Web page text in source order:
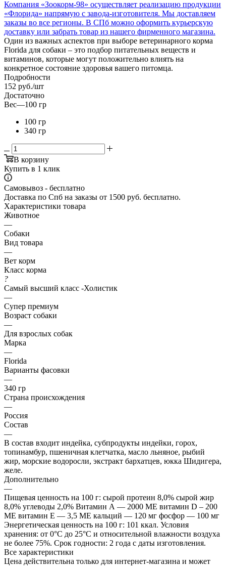
Один из важных аспектов при выборе ветеринарного корма
Florida для собаки – это подбор питательных веществ и
витаминов, которые могут положительно влиять на
конкретное состояние здоровья вашего питомца.
Подробности
152 руб./шт
Достаточно
Вес—100 гр
100 гр
340 гр
В корзину
Купить в 1 клик
Самовывоз - бесплатно
Доставка по Спб на заказы от 1500 руб. бесплатно.
Характеристики товара
Животное
—
Собаки
Вид товара
—
Вет корм
Класс корма
?
Самый высший класс -Холистик
—
Супер премиум
Возраст собаки
—
Для взрослых собак
Марка
—
Florida
Варианты фасовки
—
340 гр
Страна происхождения
—
Россия
Состав
—
В состав входит индейка, субпродукты индейки, горох,
топинамбур, пшеничная клетчатка, масло льняное, рыбий
жир, морские водоросли, экстракт бархатцев, юкка Шидигера,
желе.
Дополнительно
—
Пищевая ценность на 100 г: сырой протеин 8,0% сырой жир
8,0% углеводы 2,0% Витамин А — 2000 МЕ витамин D – 200
МЕ витамин Е — 3,5 МЕ кальций — 120 мг фосфор — 100 мг
Энергетическая ценность на 100 г: 101 ккал. Условия
хранения: от 0°С до 25°С и относительной влажности воздуха
не более 75%. Срок годности: 2 года с даты изготовления.
Все характеристики
Цена действительна только для интернет-магазина и может